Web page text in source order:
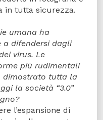
in tutta sicurezza.
umana ha
a difendersi dagli
virus. Le
più rudimentali
dimostrato tutta la
la società “3.0”
l’espansione di